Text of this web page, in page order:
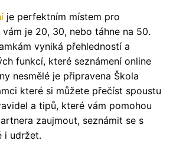
je perfektním místem pro
je 20, 30, nebo táhne na 50.
vyniká přehledností a
funkcí, které seznámení online
nesmělé je připravena Škola
které si můžete přečíst spoustu
a tipů, které vám pomohou
zaujmout, seznámit se s
i udržet.